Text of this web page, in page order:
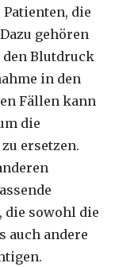
die
gehören
den Blutdruck
in den
Fällen kann
die
ersetzen.
die sowohl die
auch andere